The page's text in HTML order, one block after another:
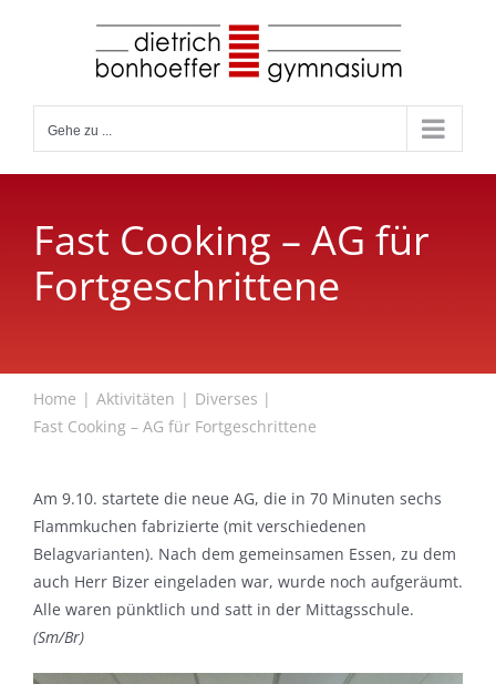
Gehe zu ...
Fast Cooking – AG für
Fortgeschrittene
Home Aktivitäten
Diverses
Fast Cooking – AG für Fortgeschrittene
Am 9.10. startete die neue AG, die in 70 Minuten sechs
Flammkuchen fabrizierte (mit verschiedenen
Belagvarianten). Nach dem gemeinsamen Essen, zu dem
auch Herr Bizer eingeladen war, wurde noch aufgeräumt.
Alle waren pünktlich und satt in der Mittagsschule.
(Sm/Br)